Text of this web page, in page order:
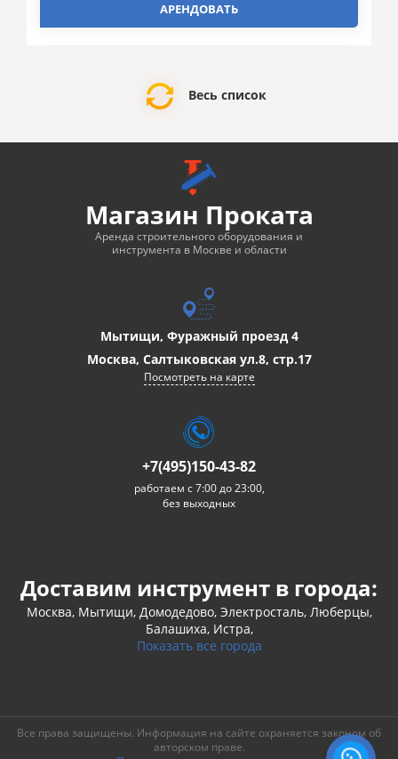
АРЕНДОВАТЬ
Весь список
Магазин Проката
Аренда строительного оборудования и
инструмента в Москве и области
Мытищи, Фуражный проезд 4
Москва, Салтыковская ул.8, стр.17
Посмотреть на карте
+7(495)150-43-82
работаем с 7:00 до 23:00,
без выходных
Доставим инструмент в города:
Москва, Мытищи, Домодедово, Электросталь, Люберцы,
Балашиха, Истра,
Показать все города
Все права защищены. Информация на сайте охраняется законом об
авторском праве.